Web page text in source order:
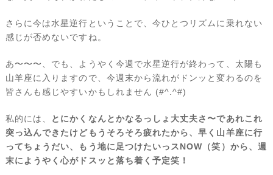
さらに今は水星逆行ということで、今ひとつリズムに乗れない
感じが否めないですね。
あ〜〜〜、でも、ようやく今週で水星逆行が終わって、太陽も
山羊座に入りますので、今週末から流れがドンッと変わるのを
皆さんも感じやすいかもしれません (#^.^#)
私的には、
とにかくなんとかなるっしょ大丈夫さ〜であれこれ
突っ込んできたけどもうそろそろ疲れたから、早く山羊座に行
ってちょうだい、もう地に足つけたいっスNOW（笑）から、週
末にようやく心がドスッと落ち着く予定笑！